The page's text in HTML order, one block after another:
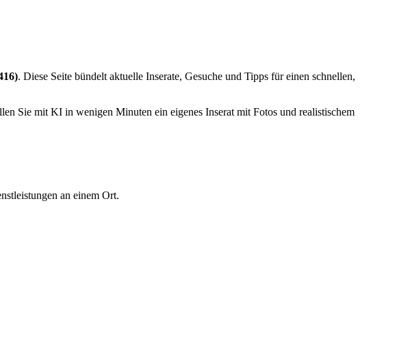
. Diese Seite bündelt aktuelle Inserate, Gesuche und Tipps für einen schnellen,
Sie mit KI in wenigen Minuten ein eigenes Inserat mit Fotos und realistischem
an einem Ort.